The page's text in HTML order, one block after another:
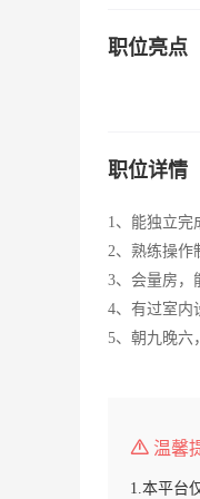
职位亮点
职位详情
1、能独立完
2、熟练操作
3、会量房，
4、有过室内
5、朝九晚六
温馨
1.本平台